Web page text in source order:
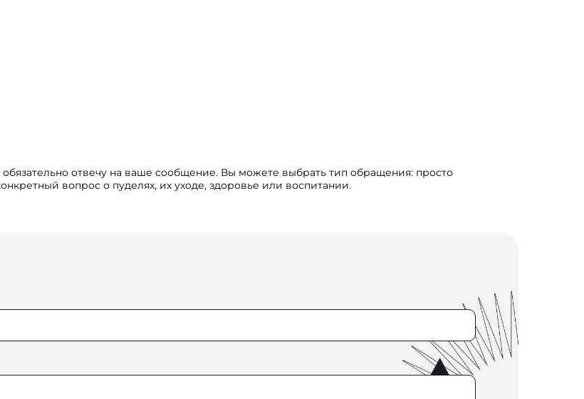
отвечу на ваше сообщение. Вы можете выбрать тип обращения: просто
вопрос о пуделях, их уходе, здоровье или воспитании.